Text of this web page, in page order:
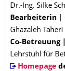
Dr.-Ing. Silke
Bearbeiterin |
Ghazaleh Taheri
Co-Betreuung
Lehrstuhl für
Homepage